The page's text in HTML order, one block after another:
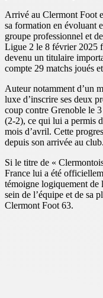
Arrivé au Clermont Foot
sa formation en évoluant
groupe professionnel et
Ligue 2 le 8 février 2025
devenu un titulaire
compte 29 matchs joués
Auteur notamment d’un
luxe d’inscrire ses deux
coup contre Grenoble le
(2-2), ce qui lui a permis
mois d’avril. Cette
depuis son arrivée au club.
Si le titre de «
France lui a été
témoigne logiquement de
sein de l’équipe et de sa
Clermont Foot 63.